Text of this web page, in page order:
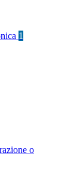
1
o